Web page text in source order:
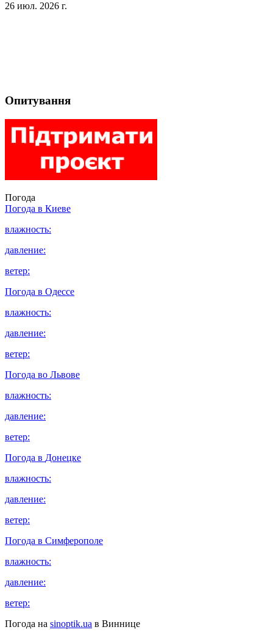
26 июл. 2026 г.
Опитування
Погода
Погода в Киеве
влажность:
давление:
ветер:
Погода в Одессе
влажность:
давление:
ветер:
Погода во Львове
влажность:
давление:
ветер:
Погода в Донецке
влажность:
давление:
ветер:
Погода в Симферополе
влажность:
давление:
ветер:
Погода на sinoptik.ua в Виннице